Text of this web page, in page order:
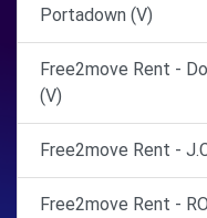
Portadown (V)
Free2move Rent -
(V)
Free2move Rent -
Free2move Rent -